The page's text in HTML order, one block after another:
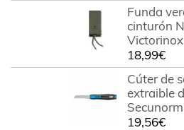
Funda
cinturón
18,99€
Cúter de
extraible
19,56€